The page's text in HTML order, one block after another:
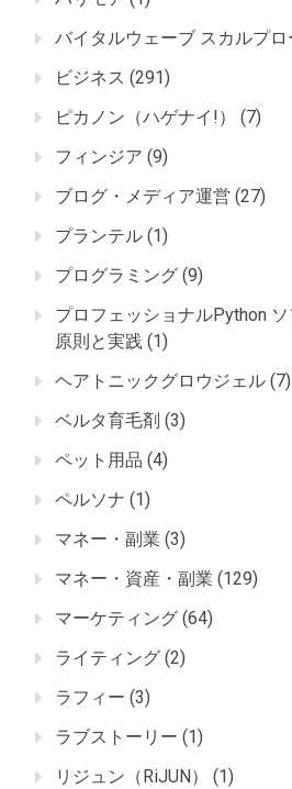
バイタルウェーブ スカルプロ
ビジネス (291)
ピカノン（ハゲナイ!）
(7)
フィンジア (9)
ブログ・メディア運営 (27)
プランテル (1)
プログラミング (9)
プロフェッショナルPython
原則と実践 (1)
ヘアトニックグロウジェル (7)
ベルタ育毛剤 (3)
ペット用品 (4)
ペルソナ (1)
マネー・副業 (3)
マネー・資産・副業 (129)
マーケティング (64)
ライティング (2)
ラフィー (3)
ラブストーリー (1)
リジュン（RiJUN）
(1)